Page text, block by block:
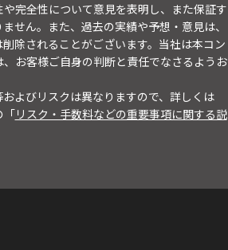
完全性について意見を表明し、また保証す
せん。また、過去の実績や予想・意見は、
除されることがございます。当社は本コン
お客様ご自身の判断と責任でなさるようお
よびリスクは異なりますので、詳しくは
「リスク・手数料などの重要事項に関する説